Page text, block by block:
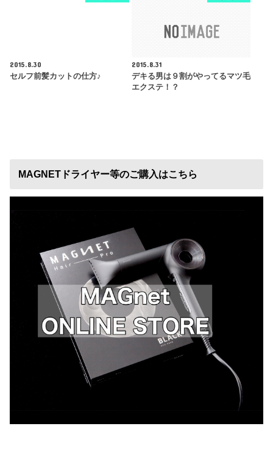
2015.8.30
セルフ前髪カットの仕方♪
2015.8.31
デキる男は９割がやってるマツ毛
エクステ！？
MAGNETドライヤー等のご購入はこちら